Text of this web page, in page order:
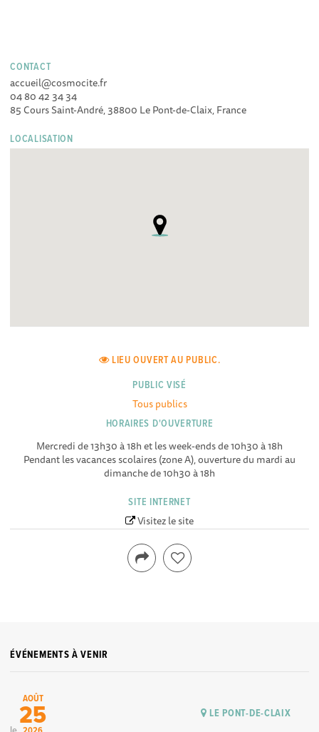
CONTACT
accueil@cosmocite.fr
04 80 42 34 34
85 Cours Saint-André, 38800 Le Pont-de-Claix, France
LOCALISATION
LIEU OUVERT AU PUBLIC.
PUBLIC VISÉ
Tous publics
HORAIRES D'OUVERTURE
Mercredi de 13h30 à 18h et les week-ends de 10h30 à 18h
Pendant les vacances scolaires (zone A), ouverture du mardi au
dimanche de 10h30 à 18h
SITE INTERNET
Visitez le site
ÉVÉNEMENTS À VENIR
LE PONT-DE-CLAIX
AOÛT
25